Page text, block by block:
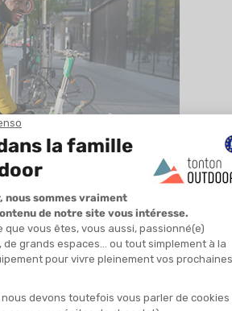
per apprezzare i vantaggi di questa
cardiovascolare
rafforzare le
lo stress: arriverete in ufficio più